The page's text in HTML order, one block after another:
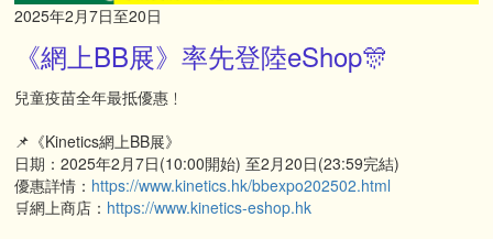
2025年2月7日至20日
《網上BB展》率先登陸eShop🎊
兒童疫苗全年最抵優惠﹗
📌《Kinetics網上BB展》
日期：2025年2月7日(10:00開始) 至2月20日(23:59完結)
優惠詳情： https://www.kinetics.hk/bbexpo202502.html
🛒網上商店： https://www.kinetics-eshop.hk